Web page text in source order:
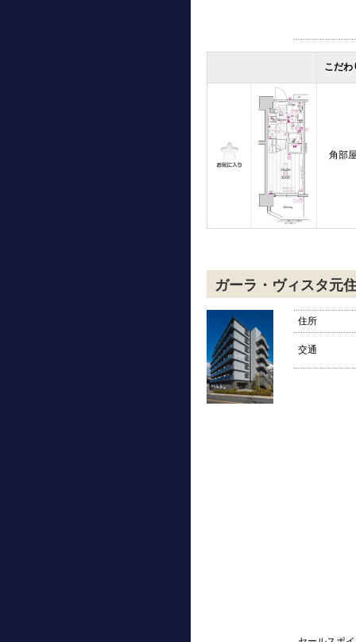
こだわ
角部
ガーラ・ヴィスタ元
住所
交通